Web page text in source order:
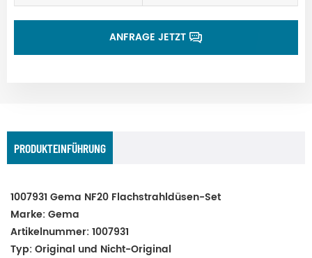
ANFRAGE JETZT
PRODUKTEINFÜHRUNG
1007931 Gema NF20 Flachstrahldüsen-Set
Marke: Gema
Artikelnummer: 1007931
Typ: Original und Nicht-Original